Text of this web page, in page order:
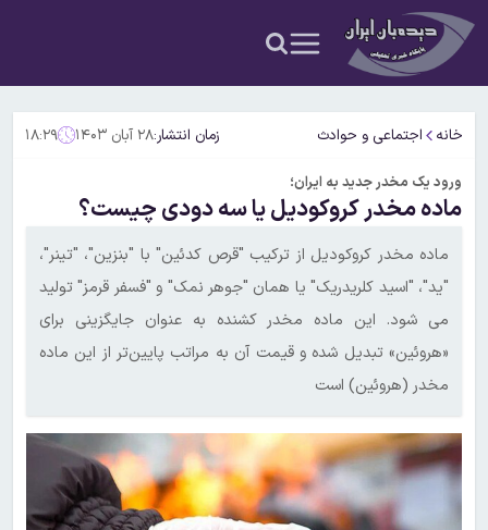
خانه اجتماعی و حوادث زمان انتشار:۲۸ آبان ۱۴۰۳ ۱۸:۲۹
ورود یک مخدر جدید به ایران؛
ماده مخدر کروکودیل یا سه دودی چیست؟
ماده مخدر کروکودیل از ترکیب "قرص کدئین" با "بنزین"، "تینر"،
"ید"، "اسید کلریدریک" یا همان "جوهر نمک" و "فسفر قرمز" تولید
می شود. این ماده مخدر کشنده به عنوان جایگزینی برای
«هروئین» تبدیل شده و قیمت آن به مراتب پایین‌تر از این ماده
مخدر (هروئین) است